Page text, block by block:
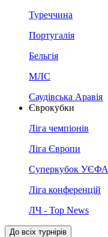
Туреччина
Португалія
Бельгія
МЛС
Саудівська Аравія
Єврокубки
Ліга чемпіонів
Ліга Європи
Суперкубок УЄФА
Ліга конференцій
ЛЧ - Top News
До всіх турнірів